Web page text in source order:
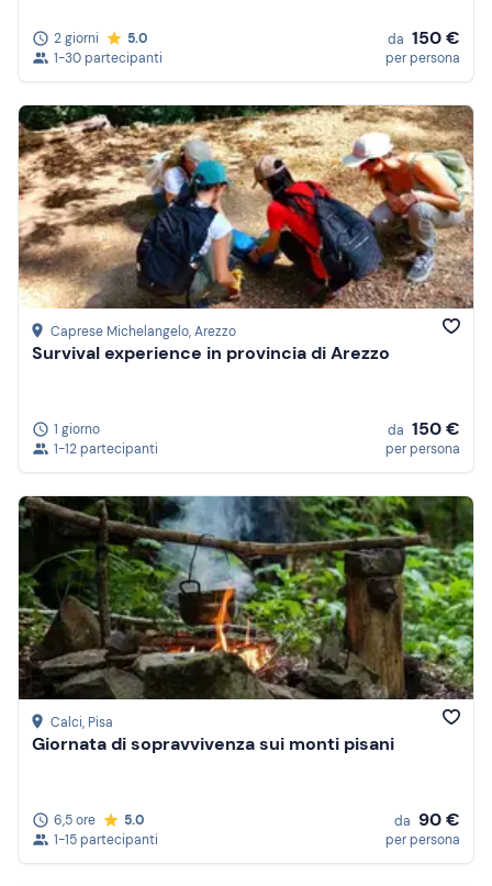
2 giorni
5.0
1-30 partecipanti
da 150 €
per persona
Caprese Michelangelo, Arezzo
Survival experience in provincia di Arezzo
1 giorno
1-12 partecipanti
da 150 €
per persona
Calci, Pisa
Giornata di sopravvivenza sui monti pisani
6,5 ore
5.0
1-15 partecipanti
da 90 €
per persona